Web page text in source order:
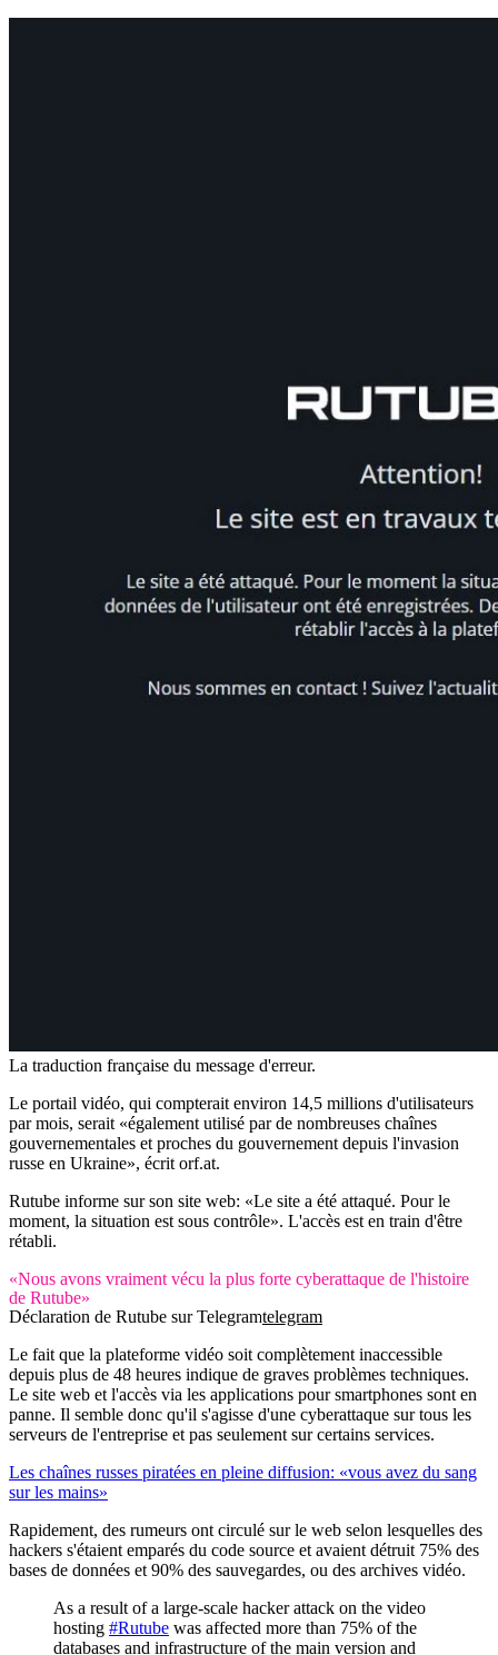
La traduction française du message d'erreur.
Le portail vidéo, qui compterait environ 14,5 millions d'utilisateurs
par mois, serait «également utilisé par de nombreuses chaînes
gouvernementales et proches du gouvernement depuis l'invasion
russe en Ukraine», écrit orf.at.
Rutube informe sur son site web: «Le site a été attaqué. Pour le
moment, la situation est sous contrôle». L'accès est en train d'être
rétabli.
«Nous avons vraiment vécu la plus forte cyberattaque de l'histoire
de Rutube»
Déclaration de Rutube sur Telegramtelegram
Le fait que la plateforme vidéo soit complètement inaccessible
depuis plus de 48 heures indique de graves problèmes techniques.
Le site web et l'accès via les applications pour smartphones sont en
panne. Il semble donc qu'il s'agisse d'une cyberattaque sur tous les
serveurs de l'entreprise et pas seulement sur certains services.
Les chaînes russes piratées en pleine diffusion: «vous avez du sang
sur les mains»
Rapidement, des rumeurs ont circulé sur le web selon lesquelles des
hackers s'étaient emparés du code source et avaient détruit 75% des
bases de données et 90% des sauvegardes, ou des archives vidéo.
As a result of a large-scale hacker attack on the video
hosting #Rutube was affected more than 75% of the
databases and infrastructure of the main version and